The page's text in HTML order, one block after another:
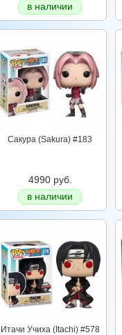
в наличии
Сакура (Sakura) #183
4990 руб.
в наличии
Итачи Учиха (Itachi) #578